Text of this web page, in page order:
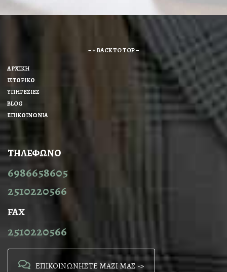
– ↑ BACK TO TOP –
ΑΡΧΙΚΗ
ΙΣΤΟΡΙΚΟ
ΥΠΗΡΕΣΙΕΣ
BLOG
ΕΠΙΚΟΙΝΩΝΙΑ
ΤΗΛΕΦΩΝΟ
6986658605
2510220566
FAX
2510220566
ΕΠΙΚΟΙΝΩΝΗΣΤΕ ΜΑΖΙ ΜΑΣ ->